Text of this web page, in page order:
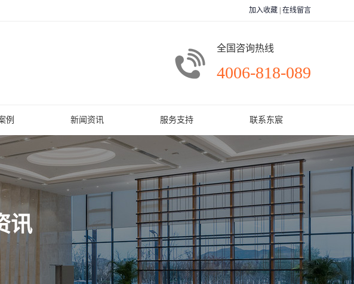
加入收藏 在线留言
全国咨询热线
4006-818-089
例 新闻资讯 服务支持 联系东宸
讯